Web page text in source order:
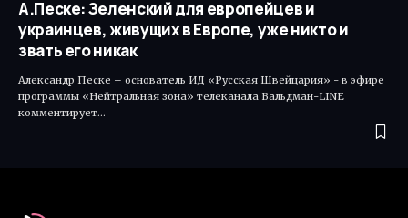
А.Песке: Зеленский для европейцев и
украинцев, живущих в Европе, уже никто и
звать его никак
Александр Песке – основатель ИД «Русская Швейцария» - в эфире
программы «Нейтральная зона» телеканала Вальдман-LINE
комментирует…